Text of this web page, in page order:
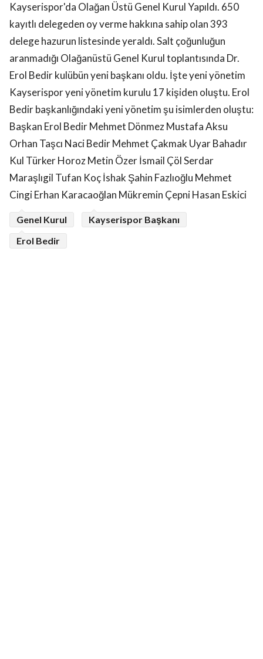
Kayserispor'da Olağan Üstü Genel Kurul Yapıldı. 650
kayıtlı delegeden oy verme hakkına sahip olan 393
delege hazurun listesinde yeraldı. Salt çoğunluğun
aranmadığı Olağanüstü Genel Kurul toplantısında Dr.
Erol Bedir kulübün yeni başkanı oldu. İşte yeni yönetim
Kayserispor yeni yönetim kurulu 17 kişiden oluştu. Erol
Bedir başkanlığındaki yeni yönetim şu isimlerden oluştu:
Başkan Erol Bedir Mehmet Dönmez Mustafa Aksu
Orhan Taşcı Naci Bedir Mehmet Çakmak Uyar Bahadır
Kul Türker Horoz Metin Özer İsmail Çöl Serdar
Maraşlıgil Tufan Koç İshak Şahin Fazlıoğlu Mehmet
Cingi Erhan Karacaoğlan Mükremin Çepni Hasan Eskici
Genel Kurul
Kayserispor Başkanı
Erol Bedir